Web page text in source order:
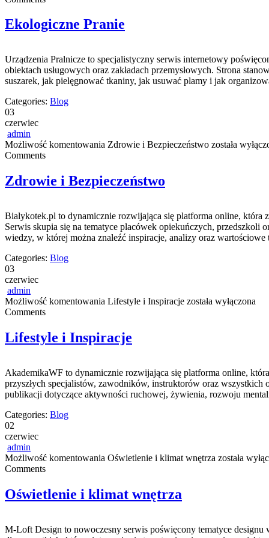
Ekologiczne Pranie
Urządzenia Pralnicze to specjalistyczny serwis internetowy
obiektach usługowych oraz zakładach przemysłowych. Strona
suszarek, jak pielęgnować tkaniny, jak usuwać plamy i jak
Categories: Blog
03
czerwiec
admin
Możliwość komentowania Zdrowie i Bezpieczeństwo została
Comments
Zdrowie i Bezpieczeństwo
Bialykotek.pl to dynamicznie rozwijająca się platforma online, która
Serwis skupia się na tematyce placówek opiekuńczych, przedszkoli
wiedzy, w której można znaleźć inspiracje, analizy oraz
Categories: Blog
03
czerwiec
admin
Możliwość komentowania Lifestyle i Inspiracje została wyłączona
Comments
Lifestyle i Inspiracje
AkademikaWF to dynamicznie rozwijająca się platforma online,
przyszłych specjalistów, zawodników, instruktorów oraz
publikacji dotyczące aktywności ruchowej, żywienia, rozwoju
Categories: Blog
02
czerwiec
admin
Możliwość komentowania Oświetlenie i klimat wnętrza została
Comments
Oświetlenie i klimat wnętrza
M-Loft Design to nowoczesny serwis poświęcony tematyce designu